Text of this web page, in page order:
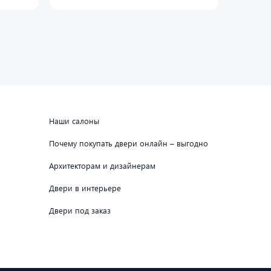
Наши салоны
Почему покупать двери онлайн – выгодно
Архитекторам и дизайнерам
Двери в интерьере
Двери под заказ